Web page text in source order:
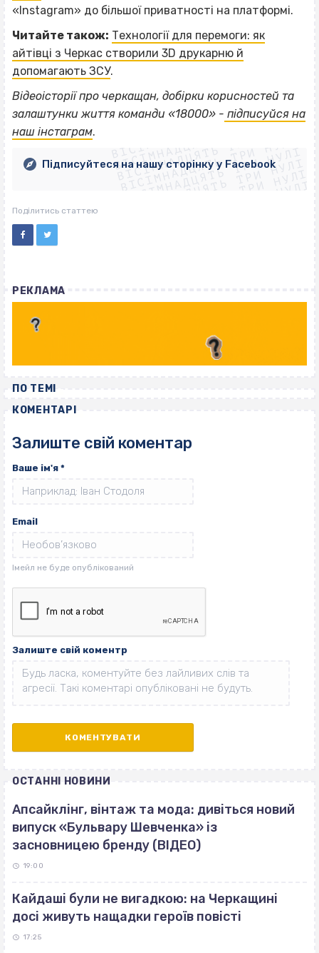
«Instagram» до більшої приватності на платформі.
Читайте також: Технології для перемоги: як
айтівці з Черкас створили 3D друкарню й
допомагають ЗСУ.
Відеоісторії про черкащан, добірки корисностей та
залаштунки життя команди «18000» - підписуйся на
наш інстаграм. ВІСІМНАДЦЯТЬ ТРИ НУЛІ
ВІСІМНАДЦЯТЬ ТРИ НУЛІ
ВІСІМНАДЦЯТЬ ТРИ НУЛІ
ВІСІМНАДЦЯТЬ ТРИ НУЛІ
ВІСІМНАДЦЯТЬ ТРИ НУЛІ
ВІСІМНАДЦЯТЬ ТРИ НУЛІ
ВІСІМНАДЦЯТЬ ТРИ НУЛІ
ВІСІМНАДЦЯТЬ ТРИ НУЛІ
Підписуйтеся на нашу сторінку у Facebook
Поділитись статтею
РЕКЛАМА
ПО ТЕМІ
КОМЕНТАРІ
Залиште свій коментар
Ваше ім'я *
Email
Залиште свій коментр
ОСТАННІ НОВИНИ
Апсайклінг, вінтаж та мода: дивіться новий
випуск «Бульвару Шевченка» із
засновницею бренду (ВІДЕО)
19:00
Кайдаші були не вигадкою: на Черкащині
досі живуть нащадки героїв повісті
17:25